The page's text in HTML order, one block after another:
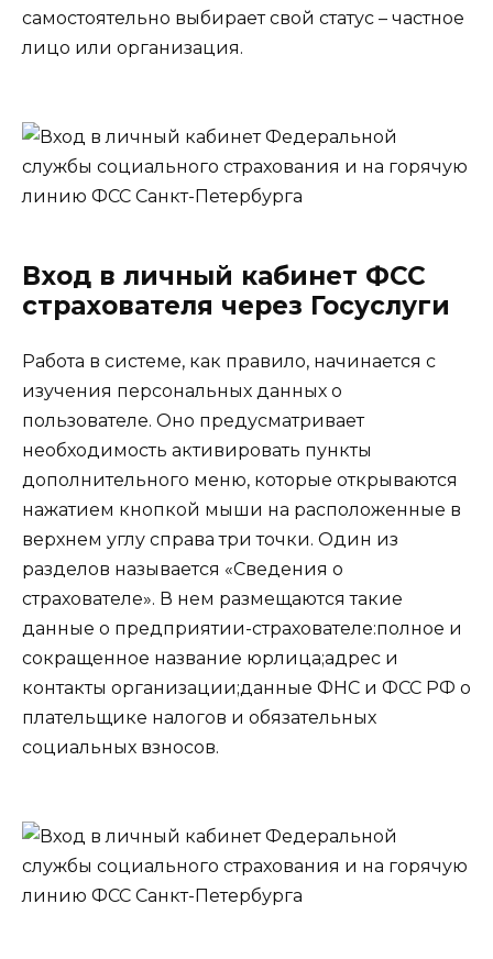
самостоятельно выбирает свой статус – частное
лицо или организация.
Вход в личный кабинет ФСС
страхователя через Госуслуги
Работа в системе, как правило, начинается с
изучения персональных данных о
пользователе. Оно предусматривает
необходимость активировать пункты
дополнительного меню, которые открываются
нажатием кнопкой мыши на расположенные в
верхнем углу справа три точки. Один из
разделов называется «Сведения о
страхователе». В нем размещаются такие
данные о предприятии-страхователе:полное и
сокращенное название юрлица;адрес и
контакты организации;данные ФНС и ФСС РФ о
плательщике налогов и обязательных
социальных взносов.